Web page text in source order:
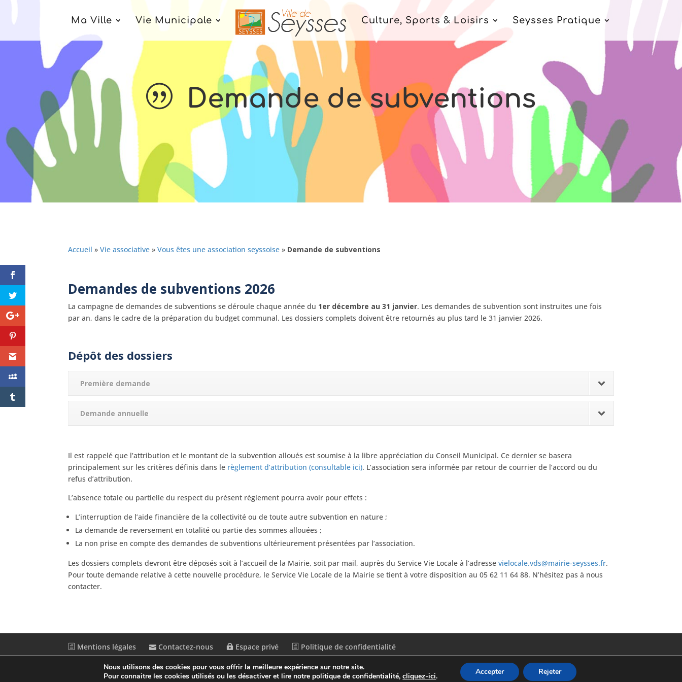
Ma Ville Vie Municipale Culture, Sports & Loisirs Seysses Pratique
Demande de subventions
Accueil »Vie associative »Vous êtes une association seyssoise » Demande de subventions
Demandes de subventions 2026
La campagne de demandes de subventions se déroule chaque année du 1er décembre au 31 janvier. Les demandes de subvention sont instruites une fois
par an, dans le cadre de la préparation du budget communal. Les dossiers complets doivent être retournés au plus tard le 31 janvier 2026.
Dépôt des dossiers
Première demande
Demande annuelle
Il est rappelé que l’attribution et le montant de la subvention alloués est soumise à la libre appréciation du Conseil Municipal. Ce dernier se basera
principalement sur les critères définis dans le règlement d’attribution (consultable ici). L’association sera informée par retour de courrier de l’accord ou du
refus d’attribution.
L’absence totale ou partielle du respect du présent règlement pourra avoir pour effets :
L’interruption de l’aide financière de la collectivité ou de toute autre subvention en nature ;
La demande de reversement en totalité ou partie des sommes allouées ;
La non prise en compte des demandes de subventions ultérieurement présentées par l’association.
Les dossiers complets devront être déposés soit à l’accueil de la Mairie, soit par mail, auprès du Service Vie Locale à l’adressevielocale.vds@mairie-seysses.fr.
Pour toute demande relative à cette nouvelle procédure, le Service Vie Locale de la Mairie se tient à votre disposition au 05 62 11 64 88. N’hésitez pas à nous
contacter.
Mentions légales Contactez-nous Espace privé Politique de confidentialité
© ConceptionAgence CosiWeb
Nous utilisons des cookies pour vous offrir la meilleure expérience sur notre site.
Pour connaitre les cookies utilisés ou les désactiver et lire notre politique de confidentialité,cliquez-ici. Accepter Rejeter